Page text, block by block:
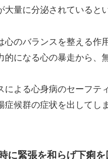
大量に分泌されていると
心のバランスを整える
的になる心の暴走から、
による心身病のセーフテ
症候群の症状を出してし
に緊張を和らげ下痢